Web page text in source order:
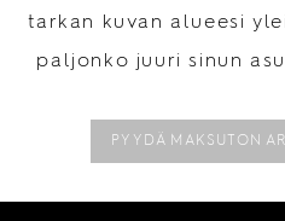
tarkan kuvan alueesi
paljonko juuri sinun
PYYDÄ MAKSUTON